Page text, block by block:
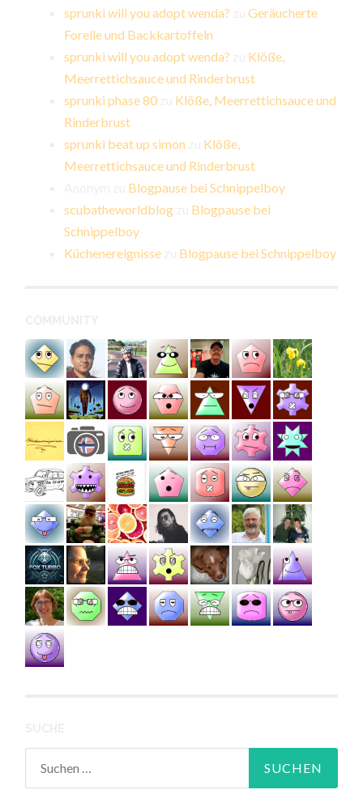
sprunki will you adopt wenda? zuGeräucherte
Forelle und Backkartoffeln
sprunki will you adopt wenda?
Klöße,
Meerrettichsauce und Rinderbrust
sprunki phase 80
Klöße, Meerrettichsauce und
Rinderbrust
sprunki beat up simon
Klöße,
Meerrettichsauce und Rinderbrust
Blogpause bei Schnippelboy
scubatheworldblog
Blogpause bei
Schnippelboy
Küchenereignisse
Blogpause bei Schnippelboy